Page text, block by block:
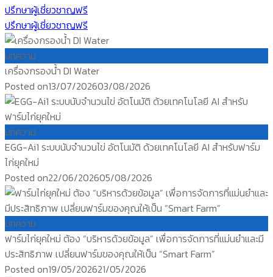
ปรึกษาผู้เชี่ยวชาญฟรี
ปรึกษาผู้เชี่ยวชาญฟรี
บทความ
เครื่องกรองน้ำ DI Water
Posted on13/07/202603/08/2026
บทความ
EGG-Ai1 ระบบนับจำนวนไข่ อัตโนมัติ ด้วยเทคโนโลยี AI สำหรับฟาร์ม
ไก่ยุคใหม่
Posted on22/06/202605/08/2026
บทความ
ฟาร์มไก่ยุคใหม่ ต้อง “บริหารด้วยข้อมูล” เพื่อการจัดการที่แม่นยำและมี
ประสิทธิภาพ เปลี่ยนฟาร์มของคุณให้เป็น “Smart Farm”
Posted on19/05/202621/05/2026